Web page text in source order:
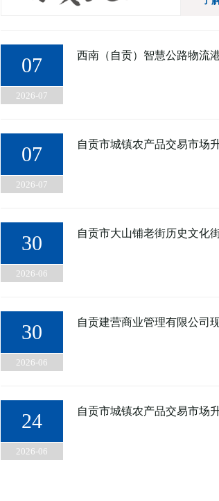
07
2026-07
西南（自贡）智慧公路物流
07
2026-07
自贡市城镇农产品交易市场
30
2026-06
自贡市大山铺老街历史文化
30
2026-06
自贡建营商业管理有限公司
24
2026-06
自贡市城镇农产品交易市场